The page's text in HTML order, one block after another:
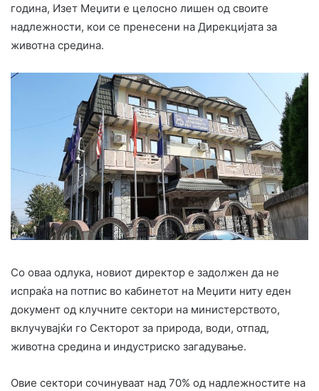
година, Изет Меџити е целосно лишен од своите
надлежности, кои се пренесени на Дирекцијата за
животна средина.
Со оваа одлука, новиот директор е задолжен да не
испраќа на потпис во кабинетот на Меџити ниту еден
документ од клучните сектори на министерството,
вклучувајќи го Секторот за природа, води, отпад,
животна средина и индустриско загадување.
Овие сектори сочинуваат над 70% од надлежностите на